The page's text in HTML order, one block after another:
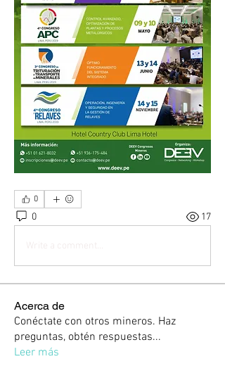
0
0 17
Write a comment...
Acerca de
Conéctate con otros mineros. Haz
preguntas, obtén respuestas...
Leer más